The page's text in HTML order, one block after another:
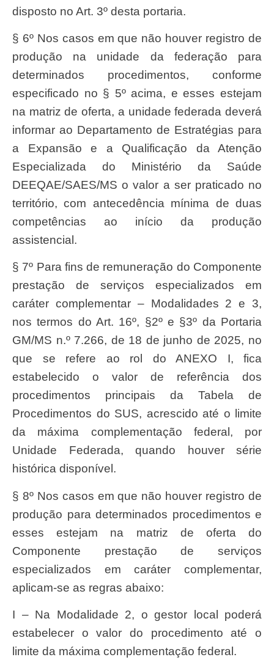
disposto no Art. 3º desta portaria.
§ 6º Nos casos em que não houver registro de
produção na unidade da federação para
determinados procedimentos, conforme
especificado no § 5º acima, e esses estejam
na matriz de oferta, a unidade federada deverá
informar ao Departamento de Estratégias para
a Expansão e a Qualificação da Atenção
Especializada do Ministério da Saúde
DEEQAE/SAES/MS o valor a ser praticado no
território, com antecedência mínima de duas
competências ao início da produção
assistencial.
§ 7º Para fins de remuneração do Componente
prestação de serviços especializados em
caráter complementar – Modalidades 2 e 3,
nos termos do Art. 16º, §2º e §3º da Portaria
GM/MS n.º 7.266, de 18 de junho de 2025, no
que se refere ao rol do ANEXO I, fica
estabelecido o valor de referência dos
procedimentos principais da Tabela de
Procedimentos do SUS, acrescido até o limite
da máxima complementação federal, por
Unidade Federada, quando houver série
histórica disponível.
§ 8º Nos casos em que não houver registro de
produção para determinados procedimentos e
esses estejam na matriz de oferta do
Componente prestação de serviços
especializados em caráter complementar,
aplicam-se as regras abaixo:
I – Na Modalidade 2, o gestor local poderá
estabelecer o valor do procedimento até o
limite da máxima complementação federal.